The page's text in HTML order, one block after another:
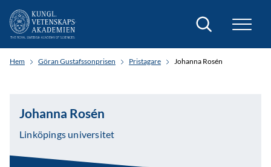
Sök
Hem Göran Gustafssonprisen Pristagare Johanna Rosén
Johanna Rosén
Linköpings universitet